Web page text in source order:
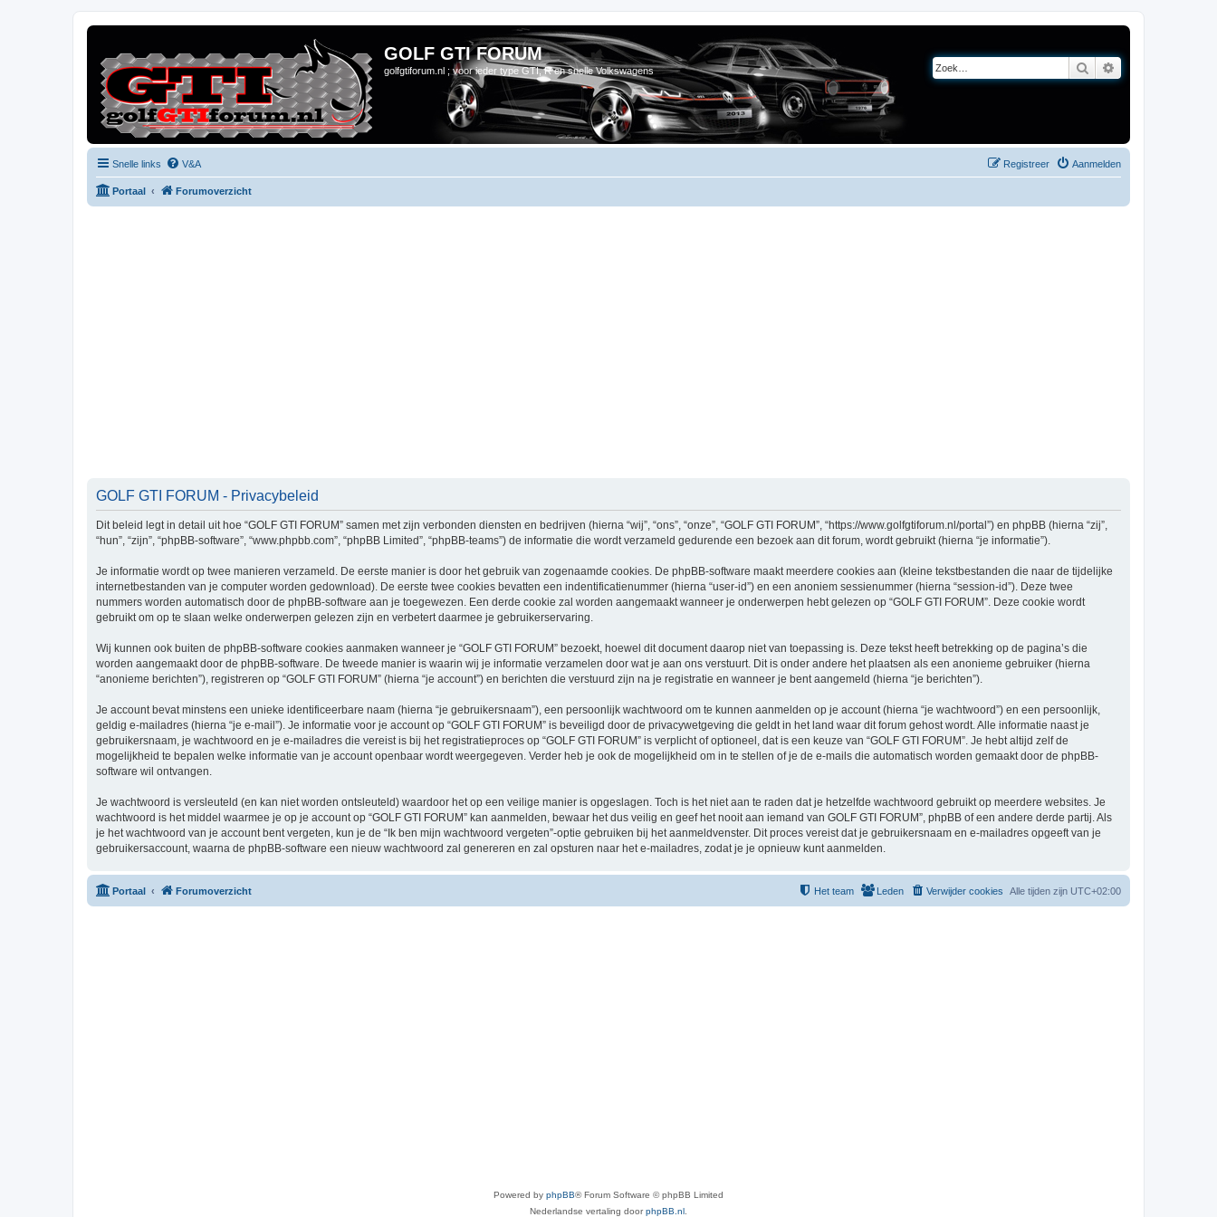
GOLF GTI FORUM
golfgtiforum.nl ; voor ieder type GTI, R en snelle Volkswagens Zoek
Snelle links V&A Aanmelden
Registreer
Portaal Forumoverzicht
GOLF GTI FORUM - Privacybeleid
Dit beleid legt in detail uit hoe “GOLF GTI FORUM” samen met zijn verbonden diensten en bedrijven (hierna “wij”, “ons”, “onze”, “GOLF GTI FORUM”, “https://www.golfgtiforum.nl/portal”) en phpBB (hierna “zij”,
“hun”, “zijn”, “phpBB-software”, “www.phpbb.com”, “phpBB Limited”, “phpBB-teams”) de informatie die wordt verzameld gedurende een bezoek aan dit forum, wordt gebruikt (hierna “je informatie”).
Je informatie wordt op twee manieren verzameld. De eerste manier is door het gebruik van zogenaamde cookies. De phpBB-software maakt meerdere cookies aan (kleine tekstbestanden die naar de tijdelijke
internetbestanden van je computer worden gedownload). De eerste twee cookies bevatten een indentificatienummer (hierna “user-id”) en een anoniem sessienummer (hierna “session-id”). Deze twee
nummers worden automatisch door de phpBB-software aan je toegewezen. Een derde cookie zal worden aangemaakt wanneer je onderwerpen hebt gelezen op “GOLF GTI FORUM”. Deze cookie wordt
gebruikt om op te slaan welke onderwerpen gelezen zijn en verbetert daarmee je gebruikerservaring.
Wij kunnen ook buiten de phpBB-software cookies aanmaken wanneer je “GOLF GTI FORUM” bezoekt, hoewel dit document daarop niet van toepassing is. Deze tekst heeft betrekking op de pagina’s die
worden aangemaakt door de phpBB-software. De tweede manier is waarin wij je informatie verzamelen door wat je aan ons verstuurt. Dit is onder andere het plaatsen als een anonieme gebruiker (hierna
“anonieme berichten”), registreren op “GOLF GTI FORUM” (hierna “je account”) en berichten die verstuurd zijn na je registratie en wanneer je bent aangemeld (hierna “je berichten”).
Je account bevat minstens een unieke identificeerbare naam (hierna “je gebruikersnaam”), een persoonlijk wachtwoord om te kunnen aanmelden op je account (hierna “je wachtwoord”) en een persoonlijk,
geldig e-mailadres (hierna “je e-mail”). Je informatie voor je account op “GOLF GTI FORUM” is beveiligd door de privacywetgeving die geldt in het land waar dit forum gehost wordt. Alle informatie naast je
gebruikersnaam, je wachtwoord en je e-mailadres die vereist is bij het registratieproces op “GOLF GTI FORUM” is verplicht of optioneel, dat is een keuze van “GOLF GTI FORUM”. Je hebt altijd zelf de
mogelijkheid te bepalen welke informatie van je account openbaar wordt weergegeven. Verder heb je ook de mogelijkheid om in te stellen of je de e-mails die automatisch worden gemaakt door de phpBB-
software wil ontvangen.
Je wachtwoord is versleuteld (en kan niet worden ontsleuteld) waardoor het op een veilige manier is opgeslagen. Toch is het niet aan te raden dat je hetzelfde wachtwoord gebruikt op meerdere websites. Je
wachtwoord is het middel waarmee je op je account op “GOLF GTI FORUM” kan aanmelden, bewaar het dus veilig en geef het nooit aan iemand van GOLF GTI FORUM”, phpBB of een andere derde partij. Als
je het wachtwoord van je account bent vergeten, kun je de “Ik ben mijn wachtwoord vergeten”-optie gebruiken bij het aanmeldvenster. Dit proces vereist dat je gebruikersnaam en e-mailadres opgeeft van je
gebruikersaccount, waarna de phpBB-software een nieuw wachtwoord zal genereren en zal opsturen naar het e-mailadres, zodat je je opnieuw kunt aanmelden.
Portaal Forumoverzicht Alle tijden zijn UTC+02:00
Verwijder cookies
Leden
Het team
Powered by phpBB® Forum Software © phpBB Limited
Nederlandse vertaling doorphpBB.nl